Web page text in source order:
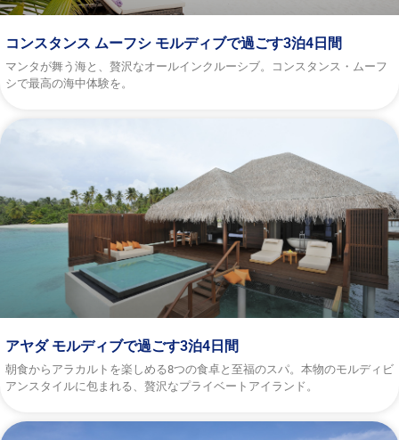
コンスタンス ムーフシ モルディブで過ごす3泊4日間
マンタが舞う海と、贅沢なオールインクルーシブ。コンスタンス・ムーフ
シで最高の海中体験を。
アヤダ モルディブで過ごす3泊4日間
朝食からアラカルトを楽しめる8つの食卓と至福のスパ。本物のモルディビ
アンスタイルに包まれる、贅沢なプライベートアイランド。